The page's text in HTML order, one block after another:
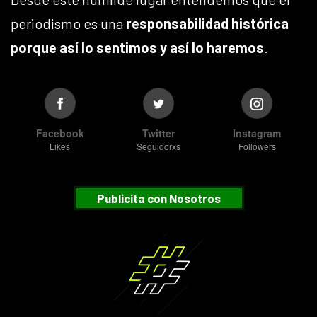
periodismo es una responsabilidad histórica
porque así lo sentimos y así lo haremos.
Facebook
Likes
Twitter
Seguidorxs
Instagram
Followers
Publicita con Nosotros